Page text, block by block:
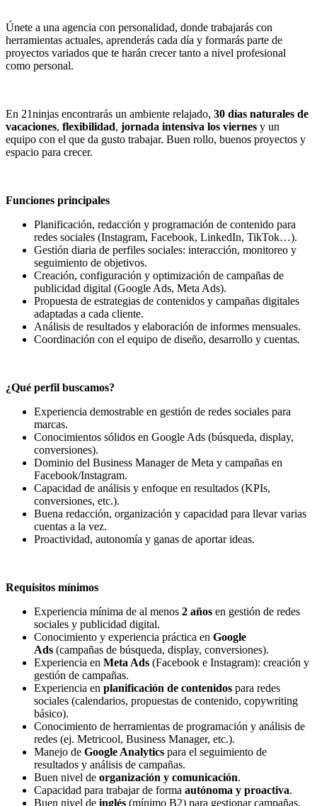
Únete a una agencia con personalidad, donde trabajarás con
herramientas actuales, aprenderás cada día y formarás parte de
proyectos variados que te harán crecer tanto a nivel profesional
como personal.
En 21ninjas encontrarás un ambiente relajado, 30 días naturales de
vacaciones, flexibilidad, jornada intensiva los viernes y un
equipo con el que da gusto trabajar. Buen rollo, buenos proyectos y
espacio para crecer.
Funciones principales
Planificación, redacción y programación de contenido para
redes sociales (Instagram, Facebook, LinkedIn, TikTok…).
Gestión diaria de perfiles sociales: interacción, monitoreo y
seguimiento de objetivos.
Creación, configuración y optimización de campañas de
publicidad digital (Google Ads, Meta Ads).
Propuesta de estrategias de contenidos y campañas digitales
adaptadas a cada cliente.
Análisis de resultados y elaboración de informes mensuales.
Coordinación con el equipo de diseño, desarrollo y cuentas.
¿Qué perfil buscamos?
Experiencia demostrable en gestión de redes sociales para
marcas.
Conocimientos sólidos en Google Ads (búsqueda, display,
conversiones).
Dominio del Business Manager de Meta y campañas en
Facebook/Instagram.
Capacidad de análisis y enfoque en resultados (KPIs,
conversiones, etc.).
Buena redacción, organización y capacidad para llevar varias
cuentas a la vez.
Proactividad, autonomía y ganas de aportar ideas.
Requisitos mínimos
Experiencia mínima de al menos 2 años en gestión de redes
sociales y publicidad digital.
Conocimiento y experiencia práctica en Google
Ads (campañas de búsqueda, display, conversiones).
Experiencia en Meta Ads (Facebook e Instagram): creación y
gestión de campañas.
Experiencia en planificación de contenidos para redes
sociales (calendarios, propuestas de contenido, copywriting
básico).
Conocimiento de herramientas de programación y análisis de
redes (ej. Metricool, Business Manager, etc.).
Manejo de Google Analytics para el seguimiento de
resultados y análisis de campañas.
Buen nivel de organización y comunicación.
Capacidad para trabajar de forma autónoma y proactiva.
Buen nivel de inglés (mínimo B2) para gestionar campañas,